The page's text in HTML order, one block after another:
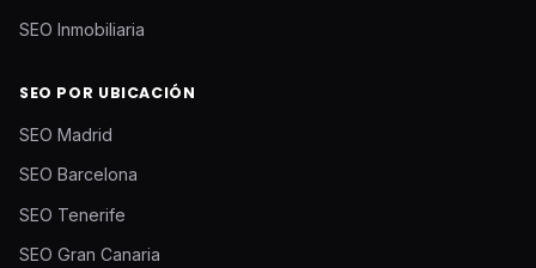
SEO Inmobiliaria
SEO POR UBICACIÓN
SEO Madrid
SEO Barcelona
SEO Tenerife
SEO Gran Canaria